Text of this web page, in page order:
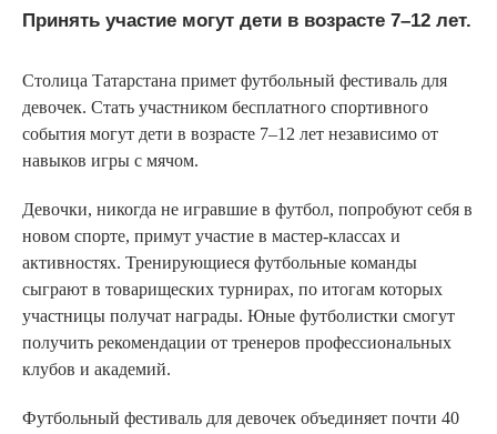
Принять участие могут дети в возрасте 7–12 лет.
Столица Татарстана примет футбольный фестиваль для
девочек. Стать участником бесплатного спортивного
события могут дети в возрасте 7–12 лет независимо от
навыков игры с мячом.
Девочки, никогда не игравшие в футбол, попробуют себя в
новом спорте, примут участие в мастер-классах и
активностях. Тренирующиеся футбольные команды
сыграют в товарищеских турнирах, по итогам которых
участницы получат награды. Юные футболистки смогут
получить рекомендации от тренеров профессиональных
клубов и академий.
Футбольный фестиваль для девочек объединяет почти 40